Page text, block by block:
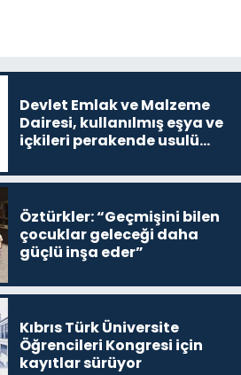
Devlet Emlak ve Malzeme
Dairesi, kullanılmış eşya ve
içkileri perakende usulü
Öztürkler: “Geçmişini bilen
çocuklar geleceği daha
güçlü inşa eder”
Kıbrıs Türk Üniversite
Öğrencileri Kongresi için
kayıtlar sürüyor